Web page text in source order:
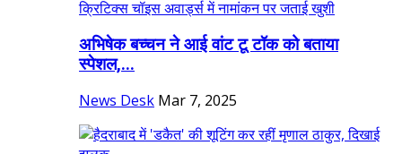
अभिषेक बच्चन ने आई वांट टू टॉक को बताया
स्पेशल,...
News Desk Mar 7, 2025